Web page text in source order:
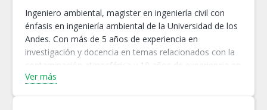
Ingeniero ambiental, magister en ingeniería civil con
énfasis en ingeniería ambiental de la Universidad de los
Andes. Con más de 5 años de experiencia en
investigación y docencia en temas relacionados con la
contaminación atmosférica y 10 años de experiencia en
el diseño e implementación de políticas públicas.
Ver más